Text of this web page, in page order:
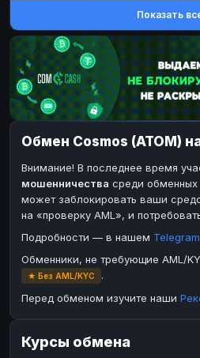
DASH
Toncoin TON
Dogecoin DOGE
TRX TRON
Bitcoin Cash BCH
BinanceCoin BEP20
Ether Classic ETC
Ripple XRP
ЭЛЕКТРОННЫЕ
Paxum
Perfect Money USD
PayPal
Показать
Обмен Cosmos (ATOM)
Внимание! В последнее время
мошенничества среди обменных
может заблокировать ваши
на «проверку AML», и
Подробности — в нашем
Обменники, не требующие AML/
★ Без AML/KYC
.
Перед обменом изучите наши
Курсы обмена